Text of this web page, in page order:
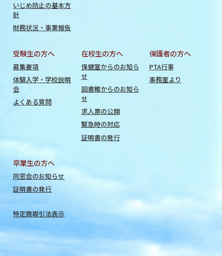
いじめ防止の基本方
針
財務状況・事業報告
受験生の方へ
募集要項
体験入学・学校説明
会
よくある質問
在校生の方へ
保健室からのお知ら
せ
図書館からのお知ら
せ
求人票の公開
緊急時の対応
証明書の発行
保護者の方へ
PTA行事
事務室より
卒業生の方へ
同窓会のお知らせ
証明書の発行
特定商取引法表示